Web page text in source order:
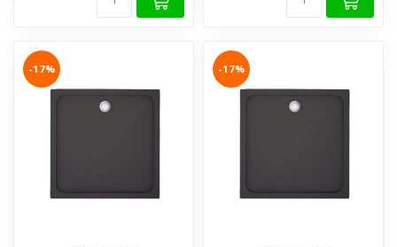
-17% -17%